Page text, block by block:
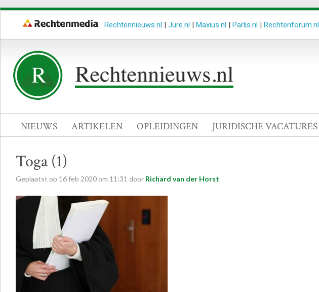
Rechtennieuws.nl | Jure.nl | Maxius.nl | Parlis.nl | Rechtenforum.nl
NIEUWS ARTIKELEN OPLEIDINGEN JURIDISCHE VACATURES
Toga (1)
Geplaatst op 16feb 2020 om 11:31 door Richard van der Horst